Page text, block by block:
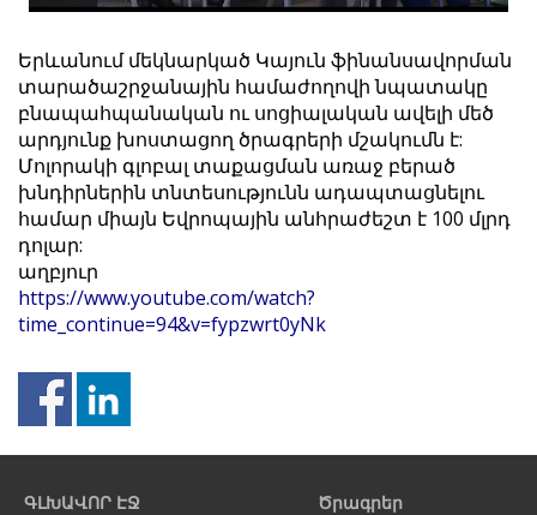
Երևանում մեկնարկած Կայուն ֆինանսավորման
տարածաշրջանային համաժողովի նպատակը
բնապահպանական ու սոցիալական ավելի մեծ
արդյունք խոստացող ծրագրերի մշակումն է:
Մոլորակի գլոբալ տաքացման առաջ բերած
խնդիրներին տնտեսությունն ադապտացնելու
համար միայն Եվրոպային անհրաժեշտ է 100 մլրդ
դոլար:
աղբյուր
https://www.youtube.com/watch?
time_continue=94&v=fypzwrt0yNk
էջ
ԳԼԽԱՎՈՐ ԷՋ
Ծրագրեր